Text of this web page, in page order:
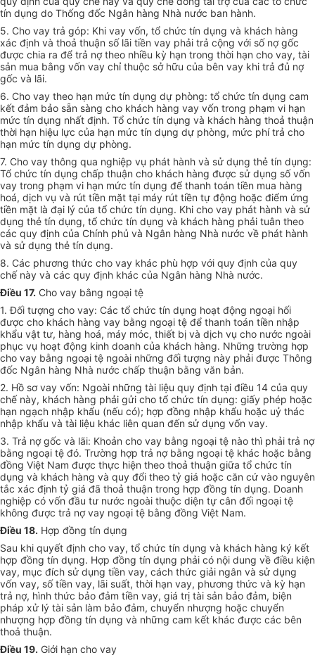
tín dụng do Thống đốc Ngân hàng Nhà nước ban hành.
5. Cho vay trả góp: Khi vay vốn, tổ chức tín dụng và khách hàng
xác định và thoả thuận số lãi tiền vay phải trả cộng với số nợ gốc
được chia ra để trả nợ theo nhiều kỳ hạn trong thời hạn cho vay, tài
sản mua bằng vốn vay chỉ thuộc sở hữu của bên vay khi trả đủ nợ
gốc và lãi.
6. Cho vay theo hạn mức tín dụng dự phòng: tổ chức tín dụng cam
kết đảm bảo sẵn sàng cho khách hàng vay vốn trong phạm vi hạn
mức tín dụng nhất định. Tổ chức tín dụng và khách hàng thoả thuận
thời hạn hiệu lực của hạn mức tín dụng dự phòng, mức phí trả cho
hạn mức tín dụng dự phòng.
7. Cho vay thông qua nghiệp vụ phát hành và sử dụng thẻ tín dụng:
Tổ chức tín dụng chấp thuận cho khách hàng được sử dụng số vốn
vay trong phạm vi hạn mức tín dụng để thanh toán tiền mua hàng
hoá, dịch vụ và rút tiền mặt tại máy rút tiền tự động hoặc điểm ứng
tiền mặt là đại lý của tổ chức tín dụng. Khi cho vay phát hành và sử
dụng thẻ tín dụng, tổ chức tín dụng và khách hàng phải tuân theo
các quy định của Chính phủ và Ngân hàng Nhà nước về phát hành
và sử dụng thẻ tín dụng.
8. Các phương thức cho vay khác phù hợp với quy định của quy
chế này và các quy định khác của Ngân hàng Nhà nước.
Điều 17. Cho vay bằng ngoại tệ
1. Đối tượng cho vay: Các tổ chức tín dụng hoạt động ngoại hối
được cho khách hàng vay bằng ngoại tệ để thanh toán tiền nhập
khẩu vật tư, hàng hoá, máy móc, thiết bị và dịch vụ cho nước ngoài
phục vụ hoạt động kinh doanh của khách hàng. Những trường hợp
cho vay bằng ngoại tệ ngoài những đối tượng này phải được Thông
đốc Ngân hàng Nhà nước chấp thuận bằng văn bản.
2. Hồ sơ vay vốn: Ngoài những tài liệu quy định tại điều 14 của quy
chế này, khách hàng phải gửi cho tổ chức tín dụng: giấy phép hoặc
hạn ngạch nhập khẩu (nếu có); hợp đồng nhập khẩu hoặc uỷ thác
nhập khẩu và tài liệu khác liên quan đến sử dụng vốn vay.
3. Trả nợ gốc và lãi: Khoản cho vay bằng ngoại tệ nào thì phải trả nợ
bằng ngoại tệ đó. Trường hợp trả nợ bằng ngoại tệ khác hoặc bằng
đồng Việt Nam được thực hiện theo thoả thuận giữa tổ chức tín
dụng và khách hàng và quy đổi theo tỷ giá hoặc căn cứ vào nguyên
tắc xác định tỷ giá đã thoả thuận trong hợp đồng tín dụng. Doanh
nghiệp có vốn đầu tư nước ngoài thuộc diện tự cân đối ngoại tệ
không được trả nợ vay ngoại tệ bằng đồng Việt Nam.
Điều 18. Hợp đồng tín dụng
Sau khi quyết định cho vay, tổ chức tín dụng và khách hàng ký kết
hợp đồng tín dụng. Hợp đồng tín dụng phải có nội dung về điều kiện
vay, mục đích sử dụng tiền vay, cách thức giải ngân và sử dụng
vốn vay, số tiền vay, lãi suất, thời hạn vay, phương thức và kỳ hạn
trả nợ, hình thức bảo đảm tiền vay, giá trị tài sản bảo đảm, biện
pháp xử lý tài sản làm bảo đảm, chuyển nhượng hoặc chuyển
nhượng hợp đồng tín dụng và những cam kết khác được các bên
thoả thuận.
Điều 19. Giới hạn cho vay